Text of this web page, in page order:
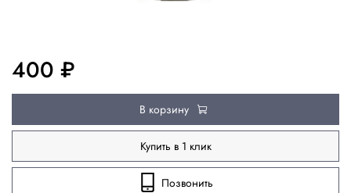
400 ₽
В корзину
Купить в 1 клик
Позвонить